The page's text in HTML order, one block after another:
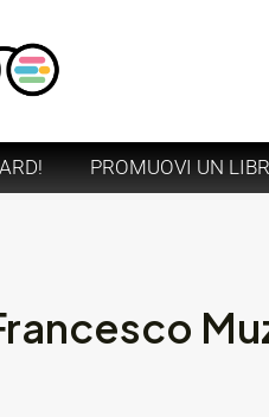
PROMUOVI UN